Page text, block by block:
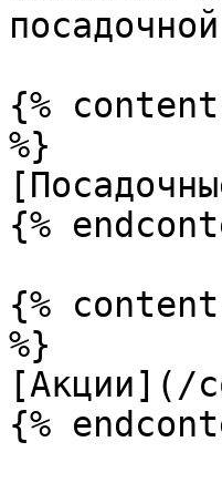
{%
%}
{%
{%
%}
[Акции](/
{%